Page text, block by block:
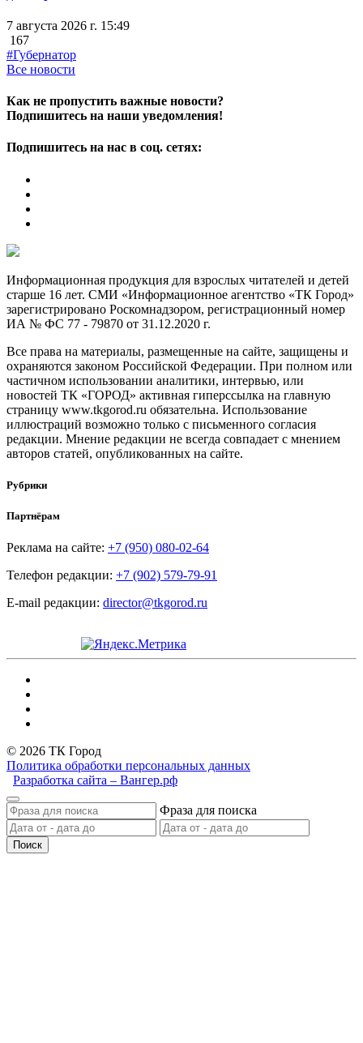
7 августа 2026 г. 15:49
167
#Губернатор
Все новости
Как не пропустить важные новости?
Подпишитесь на наши уведомления!
Подпишитесь на нас в соц. сетях:
Информационная продукция для взрослых читателей и детей
старше 16 лет. СМИ «Информационное агентство «ТК Город»
зарегистрировано Роскомнадзором, регистрационный номер
ИА № ФС 77 - 79870 от 31.12.2020 г.
Все права на материалы, размещенные на сайте, защищены и
охраняются законом Российской Федерации. При полном или
частичном использовании аналитики, интервью, или
новостей ТК «ГОРОД» активная гиперссылка на главную
страницу www.tkgorod.ru обязательна. Использование
иллюстраций возможно только с письменного согласия
редакции. Мнение редакции не всегда совпадает с мнением
авторов статей, опубликованных на сайте.
Рубрики
Партнёрам
Реклама на сайте: +7 (950) 080-02-64
Телефон редакции: +7 (902) 579-79-91
E-mail редакции: director@tkgorod.ru
© 2026 ТК Город
Политика обработки персональных данных
Разработка сайта – Вангер.рф
Фраза для поиска
Поиск